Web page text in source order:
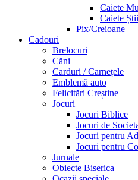
Caiete
Caiete
Pix/Creioane
Cadouri
Brelocuri
Căni
Carduri / Carnețele
Emblemă auto
Felicitări Creștine
Jocuri
Jocuri Biblice
Jocuri de
Jocuri pentru
Jocuri pentru
Jurnale
Obiecte Biserica